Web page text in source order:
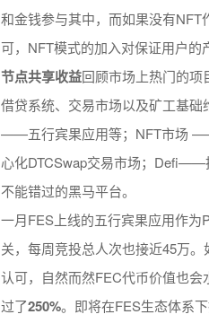
和金钱参与其中，而如果没有
可，NFT模式的加入对保证用户的
节点共享收益回顾市场上热门的
借贷系统、交易市场以及矿工基
——五行宾果应用等；NFT市场
心化DTCSwap交易市场；Defi——
不能错过的黑马平台。
一月FES上线的五行宾果应用作为
关，每周竞投总人次也接近45万
认可，自然而然FEC代币价值也
过了250%。即将在FES生态体系